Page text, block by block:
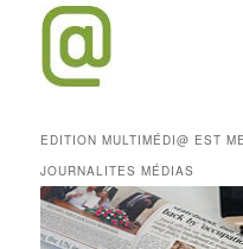
EDITION MULTIMÉDI@ EST
JOURNALITES MÉDIAS